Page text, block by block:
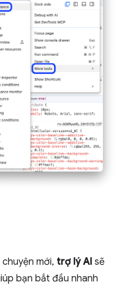
mới, trợ lý AI sẽ
bạn bắt đầu nhanh